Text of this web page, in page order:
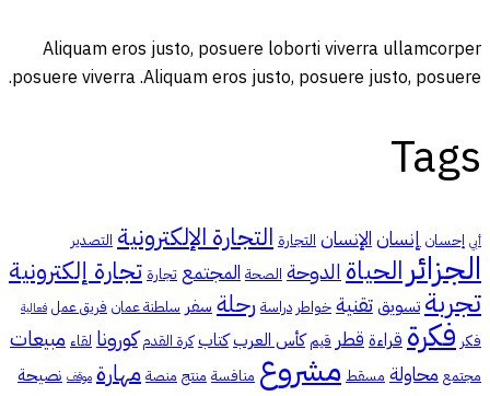
Aliquam eros justo, posuere loborti viverra ullamcorper
posuere viverra .Aliquam eros justo, posuere justo, posuere.
Tags
أبي إحسان إنسانالإنسان التجارة التجارة الإلكترونية التصدير
الجزائر الحياةالدوحة الصحة المجتمع تجارة تجارة إلكترونية
تجربة تسويقتقنية خواطر دراسة رحلة سفر سلطنة عمان فريق عمل فعالية
فكر فكرة قراءة قطر قيم كأس العرب كتاب كرة القدم كورونا لقاء مبيعات
مجتمع محاولة مسقط مشروع منافسة منتج منصة مهارة موقف نصيحة